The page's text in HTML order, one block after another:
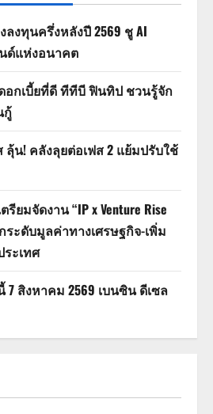
ลงทุนครึ่งหลังปี 2569 ชู AI
นด์แห่งอนาคต
อกเบี้ยที่ดี ทีทีบี ฟินทิป ชวนรู้จัก
กู้
น! คลังลุยต่อเฟส 2 แย้มปรับใช้
รียมจัดงาน “IP x Venture Rise
กระดับมูลค่าทางเศรษฐกิจ-เพิ่ม
ะเทศ
สิงหาคม 2569 เบนซิน ดีเซล